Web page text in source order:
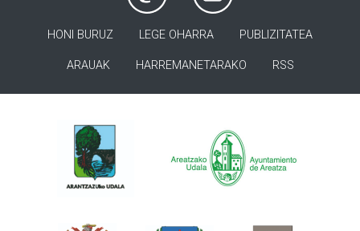
HONI BURUZ LEGE OHARRA PUBLIZITATEA
ARAUAK HARREMANETARAKO RSS